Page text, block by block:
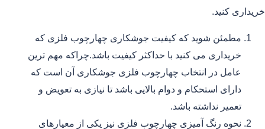
خریداری کنید.
مطمئن شوید که کیفیت جوشکاری چهارچوب فلزی که
خریداری می کنید با حداکثر کیفیت باشد.چراکه مهم ترین
عامل در انتخاب چهارچوب فلزی جوشکاری آن است که
دارای استحکام و دوام بالایی باشد تا نیازی به تعویض و
تعمیر نداشته باشد.
نحوه رنگ آمیزی چهارچوب فلزی نیز یکی از معیارهای